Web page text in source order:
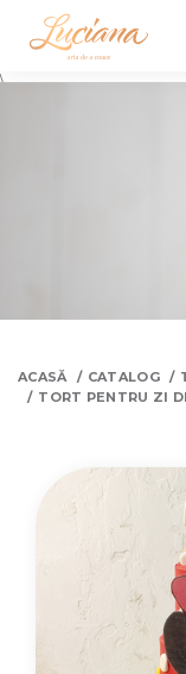
\
ACASĂ CATALOG
TORT PENTRU ZI